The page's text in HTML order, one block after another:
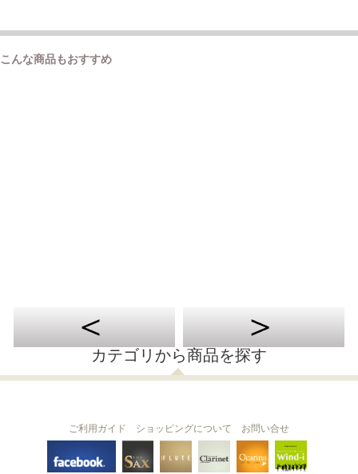
こんな商品もおすすめ
カテゴリから商品を探す
ご利用ガイド ショッピングについて お問い合せ